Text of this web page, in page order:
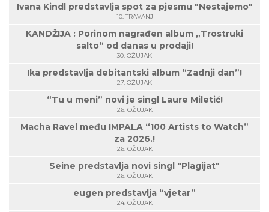
Ivana Kindl predstavlja spot za pjesmu "Nestajemo"
10. TRAVANJ
KANDŽIJA : Porinom nagrađen album „Trostruki
salto“ od danas u prodaji!
30. OŽUJAK
Ika predstavlja debitantski album “Zadnji dan”!
27. OŽUJAK
“Tu u meni” novi je singl Laure Miletić!
26. OŽUJAK
Macha Ravel među IMPALA “100 Artists to Watch”
za 2026.!
26. OŽUJAK
Seine predstavlja novi singl "Plagijat"
26. OŽUJAK
eugen predstavlja “vjetar”
24. OŽUJAK